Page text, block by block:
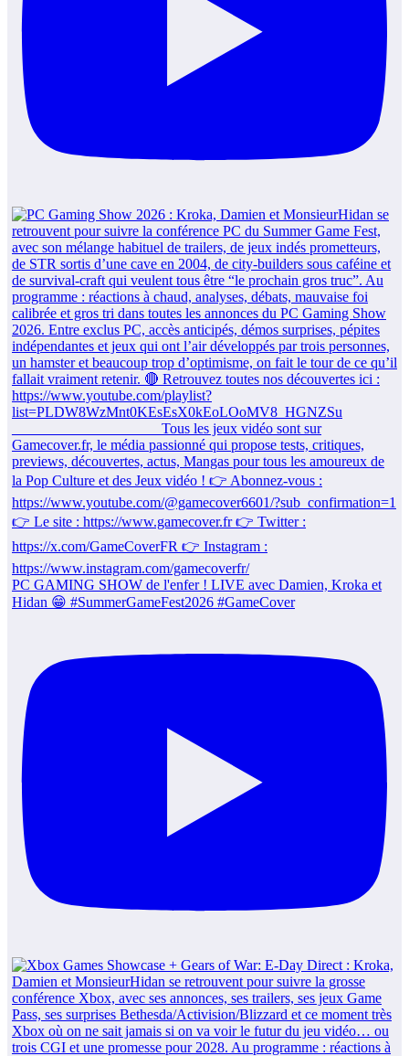
PC GAMING SHOW de l'enfer ! LIVE avec Damien, Kroka et
Hidan 😁 #SummerGameFest2026 #GameCover